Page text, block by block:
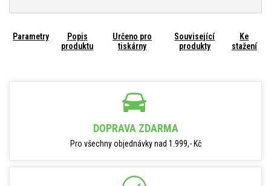
Parametry
Popis
produktu
Určeno pro
tiskárny
Související
produkty
Ke
stažení
DOPRAVA ZDARMA
Pro všechny objednávky nad 1.999,- Kč